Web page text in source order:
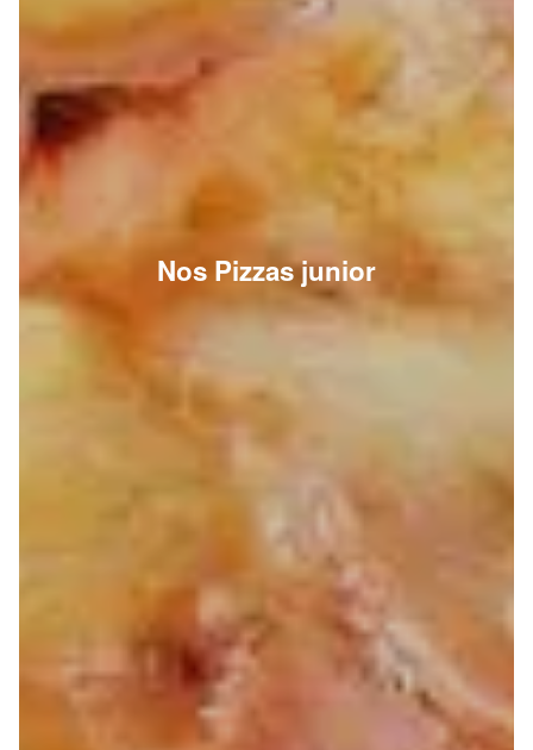
Nos Pizzas junior